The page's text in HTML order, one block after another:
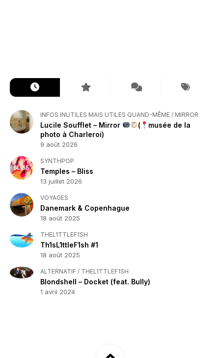
INFOS INUTILES MAIS UTILES QUAND-MÊME / MIRROR
Lucile Soufflet – Mirror (
musée de la
photo à Charleroi)
9 août 2026
SYNTHPOP
Temples – Bliss
13 juillet 2026
VOYAGES
Danemark & Copenhague
18 août 2025
THEL1TTLEF1SH
Th1sL1ttleF1sh #1
18 août 2025
ALTERNATIF / THEL1TTLEF1SH
Blondshell – Docket (feat. Bully)
1 avril 2024